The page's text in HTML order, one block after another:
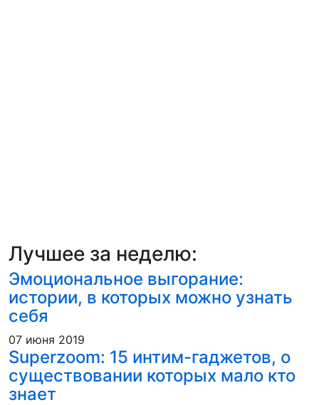
Лучшее за неделю:
Эмоциональное выгорание:
истории, в которых можно узнать
себя
07 июня 2019
Superzoom: 15 интим-гаджетов, о
существовании которых мало кто
знает